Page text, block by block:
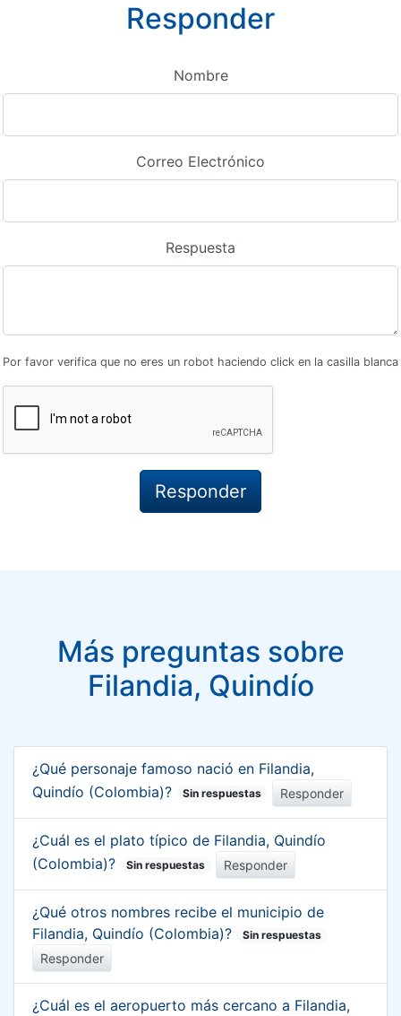
Responder
Nombre
Correo Electrónico
Respuesta
Por favor verifica que no eres un robot haciendo click en la casilla blanca
Más preguntas sobre
Filandia, Quindío
¿Qué personaje famoso nació en Filandia,
Quindío (Colombia)?
Sin respuestas Responder
¿Cuál es el plato típico de Filandia, Quindío
(Colombia)?
Sin respuestas Responder
¿Qué otros nombres recibe el municipio de
Filandia, Quindío (Colombia)?
Sin respuestas
Responder
¿Cuál es el aeropuerto más cercano a Filandia,